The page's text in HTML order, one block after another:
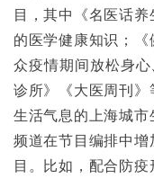
目，其中《名医话
的医学健康知识；
众疫情期间放松身
诊所》《大医周刊
生活气息的上海城
频道在节目编排中
目。比如，配合防